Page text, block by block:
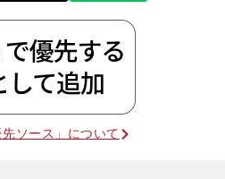
ソース」について